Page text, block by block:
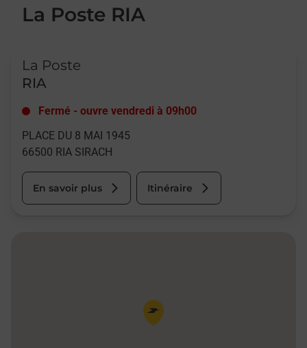
La Poste RIA
La Poste
RIA
Fermé - ouvre vendredi à 09h00
PLACE DU 8 MAI 1945
66500 RIA SIRACH
En savoir plus Itinéraire
Pin de la carte